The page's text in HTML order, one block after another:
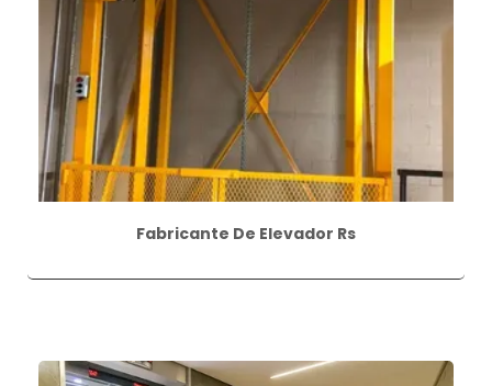
Fabricante De Elevador Rs